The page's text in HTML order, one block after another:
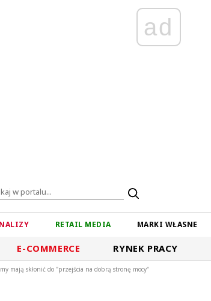
ad
RETAIL MEDIA MARKI WŁASNE
E-COMMERCE RYNEK PRACY
mają skłonić do "przejścia na dobrą stronę mocy"